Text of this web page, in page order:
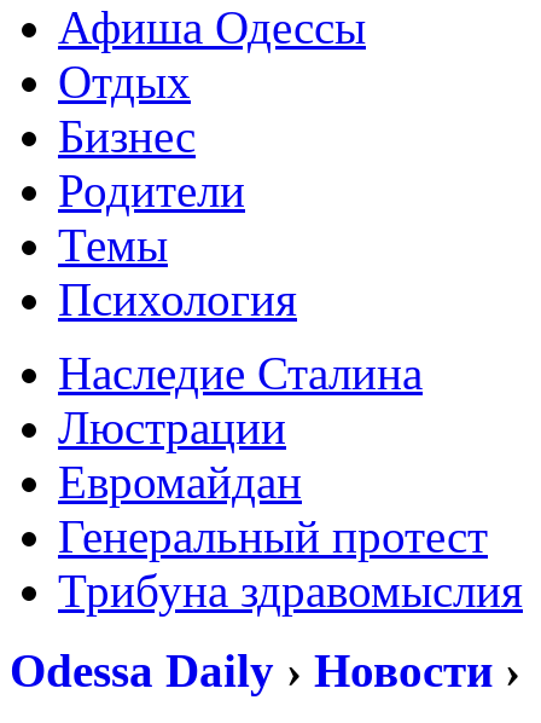
Афиша Одессы
Отдых
Бизнес
Родители
Темы
Психология
Наследие Сталина
Люстрации
Евромайдан
Генеральный протест
Трибуна здравомыслия
Odessa Daily › Новости ›